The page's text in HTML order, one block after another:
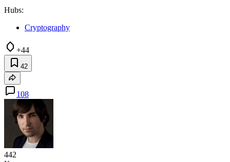
Hubs:
Cryptography
+44
42
108
442